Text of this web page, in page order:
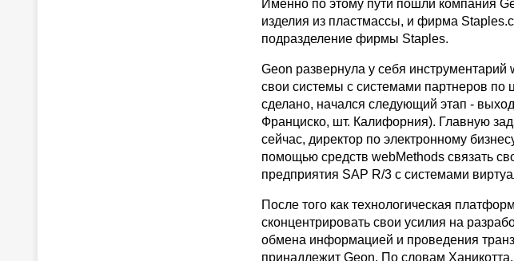
Именно по этому пути пошли компания
изделия из пластмассы, и фирма
подразделение фирмы Staples.
Geon развернула у себя
свои системы с системами партнеров по
сделано, начался следующий этап -
Франциско, шт. Калифорния). Главную
сейчас, директор по электронному
помощью средств webMethods связать
предприятия SAP R/3 с системами
После того как технологическая
сконцентрировать свои усилия на
обмена информацией и проведения
принадлежит Geon. По словам